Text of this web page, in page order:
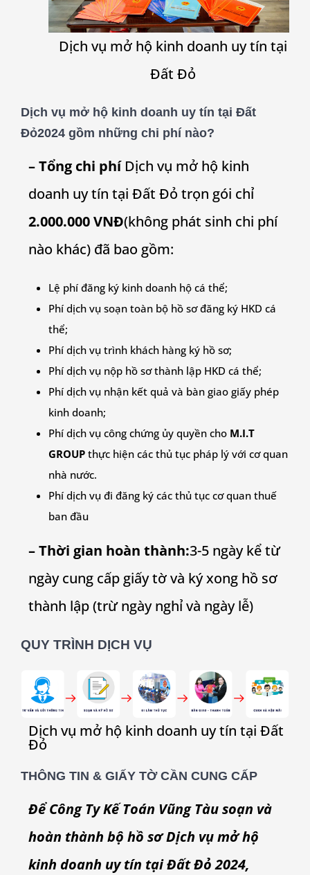
Dịch vụ mở hộ kinh doanh uy tín tại
Đất Đỏ
Dịch vụ mở hộ kinh doanh uy tín tại Đất
Đỏ2024 gồm những chi phí nào?
– Tổng chi phíDịch vụ mở hộ kinh
doanh uy tín tại Đất Đỏ trọn gói chỉ
2.000.000 VNĐ(không phát sinh chi phí
nào khác) đã bao gồm:
Lệ phí đăng ký kinh doanh hộ cá thể;
Phí dịch vụ soạn toàn bộ hồ sơ đăng ký HKD cá
thể;
Phí dịch vụ trình khách hàng ký hồ sơ;
Phí dịch vụ nộp hồ sơ thành lập HKD cá thể;
Phí dịch vụ nhận kết quả và bàn giao giấy phép
kinh doanh;
Phí dịch vụ công chứng ủy quyền cho M.I.T
GROUP thực hiện các thủ tục pháp lý với cơ quan
nhà nước.
Phí dịch vụ đi đăng ký các thủ tục cơ quan thuế
ban đầu
– Thời gian hoàn thành:3-5 ngày kể từ
ngày cung cấp giấy tờ và ký xong hồ sơ
thành lập (trừ ngày nghỉ và ngày lễ)
QUY TRÌNH DỊCH VỤ
Dịch vụ mở hộ kinh doanh uy tín tại Đất
Đỏ
THÔNG TIN & GIẤY TỜ CẦN CUNG CẤP
Để Công Ty Kế Toán Vũng Tàu soạn và
hoàn thành bộ hồ sơ Dịch vụ mở hộ
kinh doanh uy tín tại Đất Đỏ 2024,